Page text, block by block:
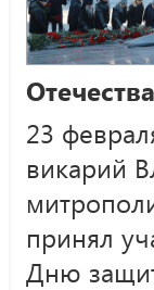
23
викарий
принял
Дню